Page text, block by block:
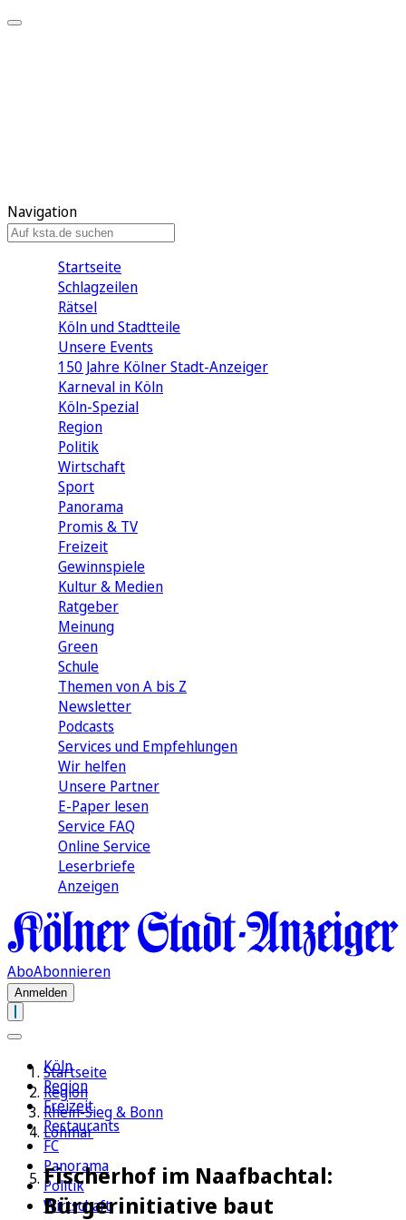
Navigation
Startseite
Schlagzeilen
Rätsel
Köln und Stadtteile
Unsere Events
150 Jahre Kölner Stadt-Anzeiger
Karneval in Köln
Köln-Spezial
Region
Politik
Wirtschaft
Sport
Panorama
Promis & TV
Freizeit
Gewinnspiele
Kultur & Medien
Ratgeber
Meinung
Green
Schule
Themen von A bis Z
Newsletter
Podcasts
Services und Empfehlungen
Wir helfen
Unsere Partner
E-Paper lesen
Service FAQ
Online Service
Leserbriefe
Anzeigen
AboAbonnieren
Anmelden
Köln
Region
Freizeit
Restaurants
FC
Panorama
Politik
Wirtschaft
Startseite
Region
Rhein-Sieg & Bonn
Lohmar
Fischerhof im Naafbachtal:
Bürgerinitiative baut